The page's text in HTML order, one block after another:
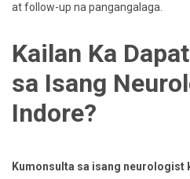
at follow-up na pangangalaga.
Kailan Ka
sa Isang
Indore?
Kumonsulta sa isang neurologist